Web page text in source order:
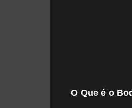
O Que é o